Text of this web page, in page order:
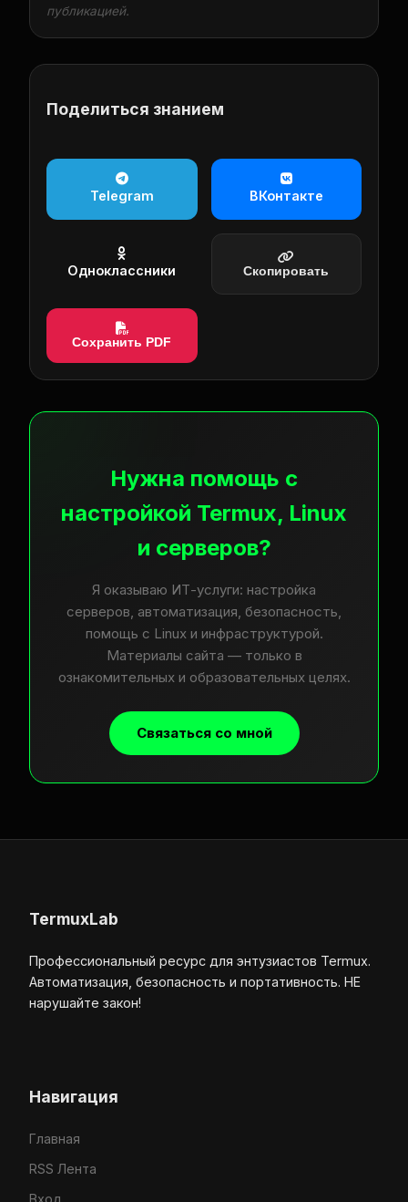
публикацией.
Поделиться знанием
Telegram ВКонтакте
Одноклассники Скопировать
Сохранить PDF
Нужна помощь с
настройкой Termux, Linux
и серверов?
Я оказываю ИТ-услуги: настройка
серверов, автоматизация, безопасность,
помощь с Linux и инфраструктурой.
Материалы сайта — только в
ознакомительных и образовательных целях.
Связаться со мной
TermuxLab
Профессиональный ресурс для энтузиастов Termux.
Автоматизация, безопасность и портативность. НЕ
нарушайте закон!
Навигация
Главная
RSS Лента
Вход